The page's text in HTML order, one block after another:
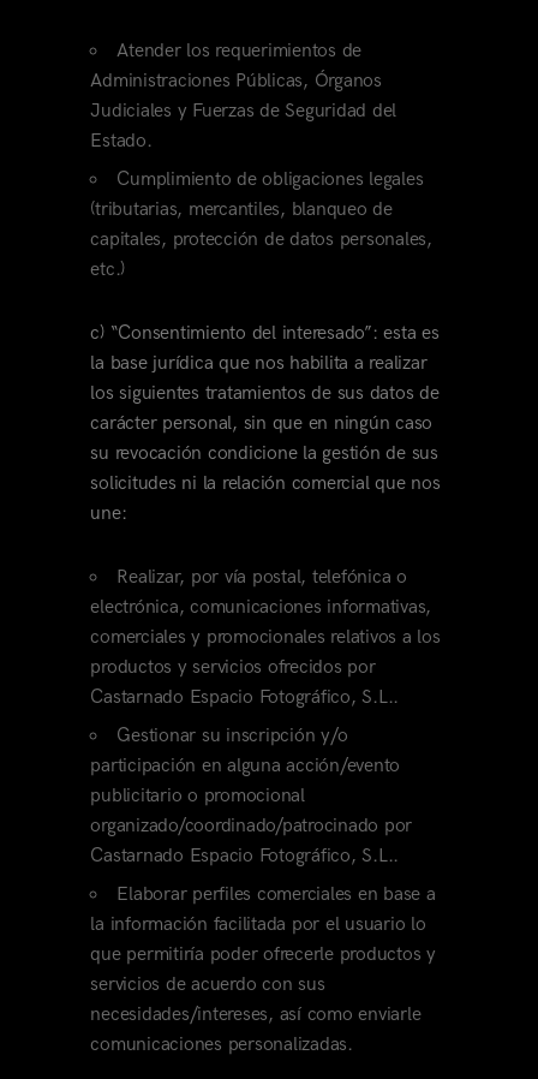
Atender los requerimientos de
Administraciones Públicas, Órganos
Judiciales y Fuerzas de Seguridad del
Estado.
Cumplimiento de obligaciones legales
(tributarias, mercantiles, blanqueo de
capitales, protección de datos personales,
etc.)
c) “Consentimiento del interesado”: esta es
la base jurídica que nos habilita a realizar
los siguientes tratamientos de sus datos de
carácter personal, sin que en ningún caso
su revocación condicione la gestión de sus
solicitudes ni la relación comercial que nos
une:
Realizar, por vía postal, telefónica o
electrónica, comunicaciones informativas,
comerciales y promocionales relativos a los
productos y servicios ofrecidos por
Castarnado Espacio Fotográfico, S.L..
Gestionar su inscripción y/o
participación en alguna acción/evento
publicitario o promocional
organizado/coordinado/patrocinado por
Castarnado Espacio Fotográfico, S.L..
Elaborar perfiles comerciales en base a
la información facilitada por el usuario lo
que permitiría poder ofrecerle productos y
servicios de acuerdo con sus
necesidades/intereses, así como enviarle
comunicaciones personalizadas.